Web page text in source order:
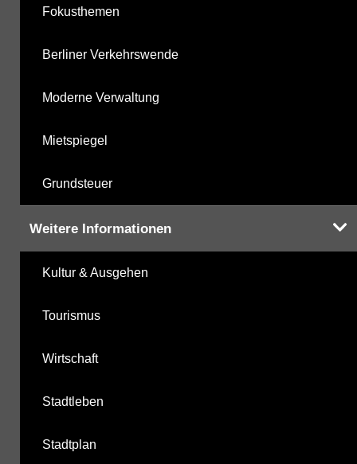
Fokusthemen
Berliner Verkehrswende
Moderne Verwaltung
Mietspiegel
Grundsteuer
Weitere Informationen
Kultur & Ausgehen
Tourismus
Wirtschaft
Stadtleben
Stadtplan